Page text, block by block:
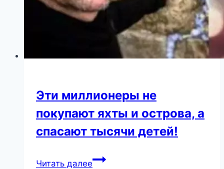
Эти миллионеры не
покупают яхты и острова, а
спасают тысячи детей!
Читать далееЭти